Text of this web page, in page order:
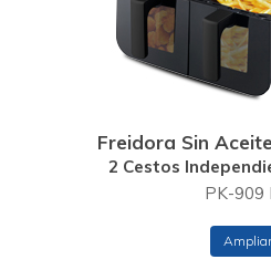
Freidora Sin
2 Cestos
PK-909
Ampliar